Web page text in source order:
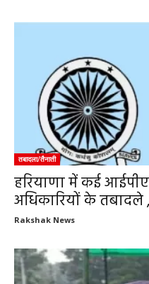
तबादला/तैनाती
हरियाणा में कई
अधिकारियों के तबादले
Rakshak News